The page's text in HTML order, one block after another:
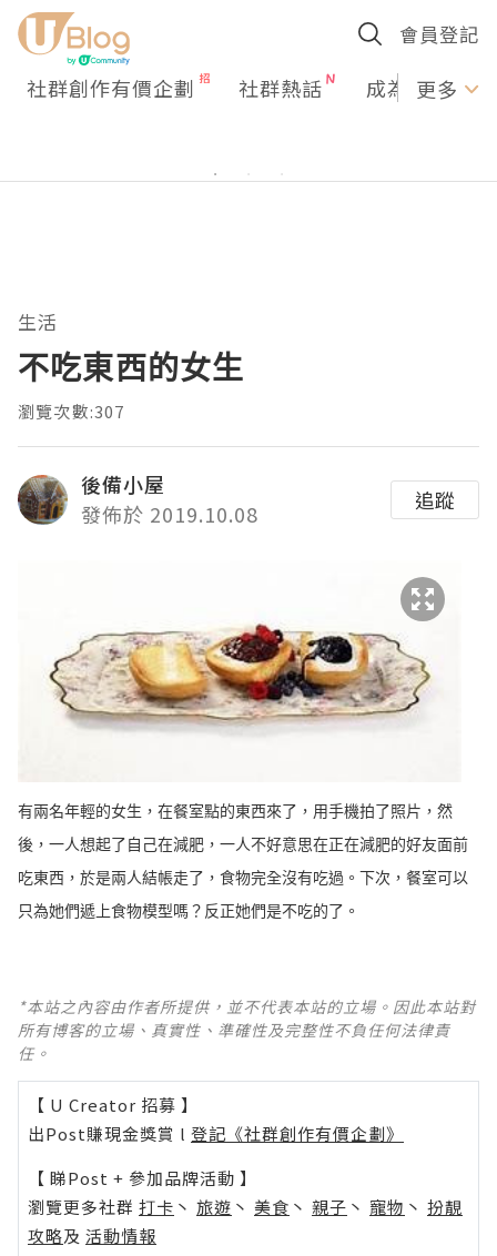
會員登記
社群創作有價企劃 社群熱話 成為U更多
生活
不吃東西的女生
瀏覽次數:307
後備小屋
發佈於 2019.10.08
追蹤
有兩名年輕的女生，在餐室點的東西來了，用手機拍了照片，然
後，一人想起了自己在減肥，一人不好意思在正在減肥的好友面前
吃東西，於是兩人結帳走了，食物完全沒有吃過。下次，餐室可以
只為她們遞上食物模型嗎？反正她們是不吃的了。 ​​​​
*本站之內容由作者所提供，並不代表本站的立場。因此本站對
所有博客的立場、真實性、準確性及完整性不負任何法律責
任。
【 U Creator 招募 】
出Post賺現金獎賞 l 登記《社群創作有價企劃》
【 睇Post + 參加品牌活動 】
瀏覽更多社群 打卡 丶 旅遊 丶 美食 丶 親子 丶 寵物 丶 扮靚
攻略及 活動情報